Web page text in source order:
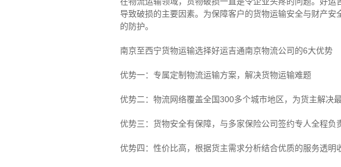
导致破损的主要因素。为保障客户的货物运输安全与财产
的防护。
南京至西宁货物运输选择好运吉通南京物流公司的6大优势
优势一：专属定制物流运输方案，解决货物运输难题
优势二：物流网络覆盖全国300多个城市地区，为货主解决
优势三：货物安全有保障，与多家保险公司签约专人全程负
优势四：性价比高，根据货主需求分析结合优质的服务透明